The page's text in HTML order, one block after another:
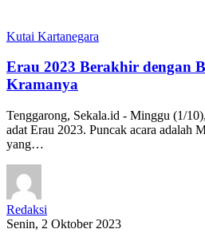
Kutai Kartanegara
Erau 2023 Berakhir dengan
Kramanya
Tenggarong, Sekala.id - Minggu (1/
adat Erau 2023. Puncak acara adalah
yang…
Redaksi
Senin, 2 Oktober 2023